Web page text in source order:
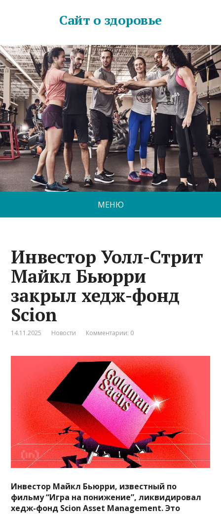
Сайт о здоровье
МЕНЮ
Инвестор Уолл-Стрит
Майкл Бьюрри
закрыл хедж-фонд
Scion
14.11.2025 Новости Комментарии: 0
Инвестор Майкл Бьюрри, известный по
фильму “Игра на понижение”, ликвидировал
хедж-фонд Scion Asset Management. Это